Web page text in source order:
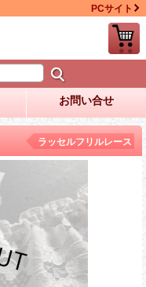
PCサイト
お問い合せ
ラッセルフリルレース